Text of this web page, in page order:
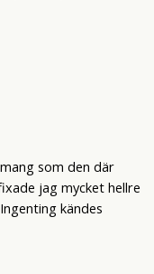
som den där
jag mycket hellre
kändes